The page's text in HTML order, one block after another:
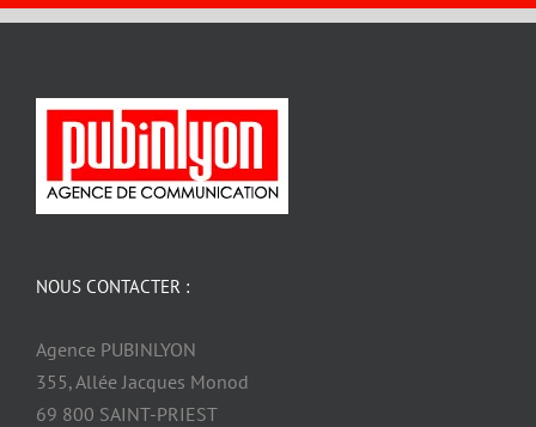
NOUS CONTACTER :
Agence PUBINLYON
355, Allée Jacques Monod
69 800 SAINT-PRIEST